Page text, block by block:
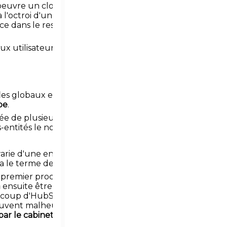
un cloisonnement des
l'octroi d'un ou plusieurs
dans le respect de la confidentialité et
utilisateurs du logiciel.
globaux et les rôles locaux. Avant
.
plusieurs sous-entités: services,
entités le nom générique de
d'une entité à l'autre) pour lesquels
le terme de
processus de validation interne
ensuite être
d'HubSessions, l'étape de
malheureusement varier d'un
le cabinet